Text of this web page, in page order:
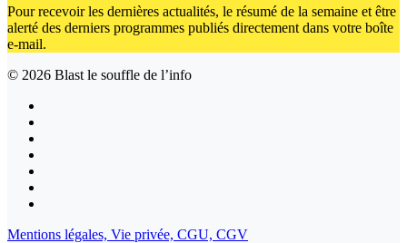
Pour recevoir les dernières actualités, le résumé de la semaine et être
alerté des derniers programmes publiés directement dans votre boîte
e-mail.
© 2026 Blast le souffle de l’info
Mentions légales, Vie privée, CGU, CGV